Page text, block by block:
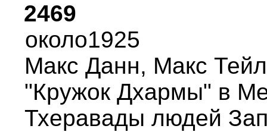
2469
около1925
Макс Данн, Макс
"Кpужок Дхаpмы" в
Тхеpавады людей